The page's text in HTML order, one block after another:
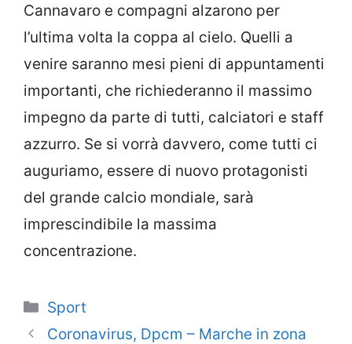
Cannavaro e compagni alzarono per
l’ultima volta la coppa al cielo. Quelli a
venire saranno mesi pieni di appuntamenti
importanti, che richiederanno il massimo
impegno da parte di tutti, calciatori e staff
azzurro. Se si vorrà davvero, come tutti ci
auguriamo, essere di nuovo protagonisti
del grande calcio mondiale, sarà
imprescindibile la massima
concentrazione.
Categorie
Sport
Coronavirus, Dpcm – Marche in zona